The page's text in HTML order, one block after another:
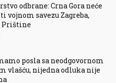
odbrane: Crna Gora neće
vojnom savezu Zagreba,
Prištine
posla sa neodgovornom
vlašću, nijedna odluka nije